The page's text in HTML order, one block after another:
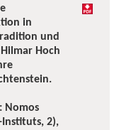
in
und
Hoch
Nomos
2),